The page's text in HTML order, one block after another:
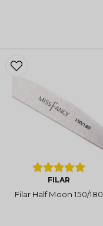
FILAR
Filar Half Moon 150/180